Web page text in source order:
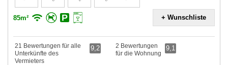
85m² + Wunschliste
21 Bewertungen für alle
Unterkünfte des
Vermieters
9,2
2 Bewertungen
für die Wohnung
9,1